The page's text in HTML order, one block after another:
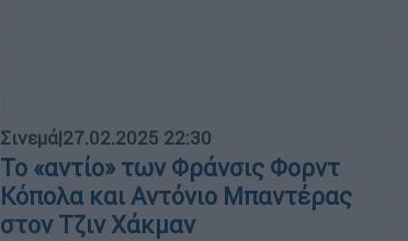
Σινεμά|27.02.2025 22:30
Το «αντίο» των Φράνσις Φορντ
Κόπολα και Αντόνιο Μπαντέρας
στον Τζιν Χάκμαν